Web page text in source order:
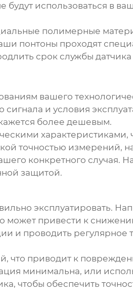
будут использоваться в
полимерные
понтоны проходят
срок службы датчика
вашего
и условия
более дешевым.
характеристиками,
точностью измерений,
конкретного случая.
защитой.
эксплуатировать.
может привести к
и проводить регулярное
что приводит к
минимальна, или
чтобы обеспечить